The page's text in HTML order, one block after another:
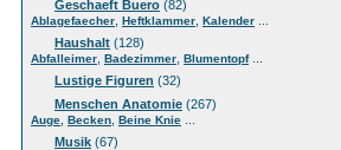
Geschaeft Buero (82)
Ablagefaecher Heftklammer Kalender
Haushalt (128)
Abfalleimer Badezimmer Blumentopf...
Lustige Figuren (32)
Menschen Anatomie (267)
Auge Becken Beine Knie
Musik (67)